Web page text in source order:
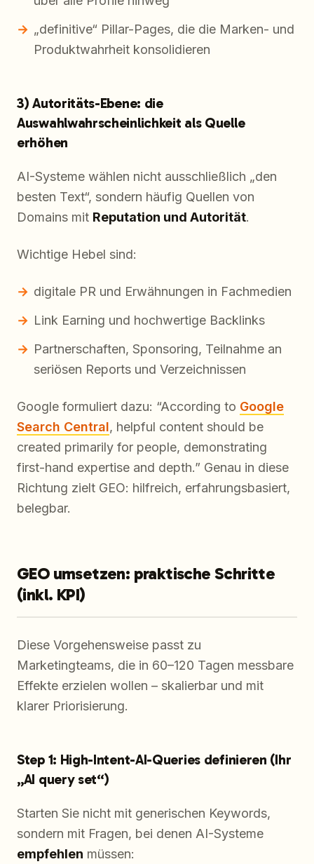
„definitive“ Pillar-Pages, die die Marken- und
Produktwahrheit konsolidieren
3) Autoritäts-Ebene: die
Auswahlwahrscheinlichkeit als Quelle
erhöhen
AI-Systeme wählen nicht ausschließlich „den
besten Text“, sondern häufig Quellen von
Domains mit Reputation und Autorität.
Wichtige Hebel sind:
digitale PR und Erwähnungen in Fachmedien
Link Earning und hochwertige Backlinks
Partnerschaften, Sponsoring, Teilnahme an
seriösen Reports und Verzeichnissen
Google formuliert dazu: “According to Google
Search Central, helpful content should be
created primarily for people, demonstrating
first-hand expertise and depth.” Genau in diese
Richtung zielt GEO: hilfreich, erfahrungsbasiert,
belegbar.
GEO umsetzen: praktische Schritte
(inkl. KPI)
Diese Vorgehensweise passt zu
Marketingteams, die in 60–120 Tagen messbare
Effekte erzielen wollen – skalierbar und mit
klarer Priorisierung.
Step 1: High-Intent-AI-Queries definieren (Ihr
„AI query set“)
Starten Sie nicht mit generischen Keywords,
sondern mit Fragen, bei denen AI-Systeme
empfehlen müssen: